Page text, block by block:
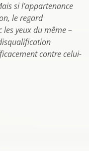
si l’appartenance
le regard
les yeux du même –
contre celui-